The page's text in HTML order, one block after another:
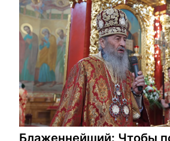
Блаженнейший: Чтобы